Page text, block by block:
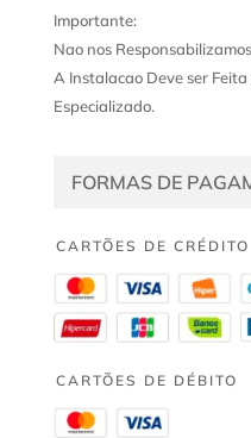
Importante:
Nao nos
A Instalacao Deve ser
Especializado.
FORMAS DE
CARTÕES DE CRÉDITO
CARTÕES DE DÉBITO